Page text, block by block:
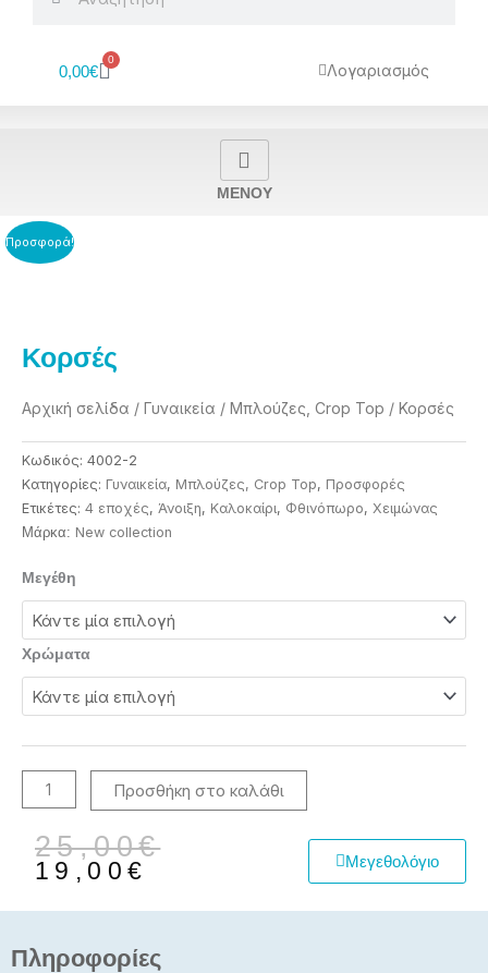
0,00€
0
Cart Λογαριασμός
MENOY
Προσφορά!
Κορσές
Αρχική σελίδα / Γυναικεία / Μπλούζες, Crop Top / Κορσές
Κωδικός: 4002-2
Κατηγορίες: Γυναικεία, Μπλούζες, Crop Top, Προσφορές
Ετικέτες: 4 εποχές, Άνοιξη, Καλοκαίρι, Φθινόπωρο, Χειμώνας
Μάρκα: New collection
Μεγέθη
Χρώματα
Κορσές
ποσότητα
Προσθήκη στο καλάθι
25,00€
Original
price
was:
25,00€.
19,00 €
Η
τρέχουσα
τιμή
είναι:
19,00€.
Μεγεθολόγιο
Πληροφορίες